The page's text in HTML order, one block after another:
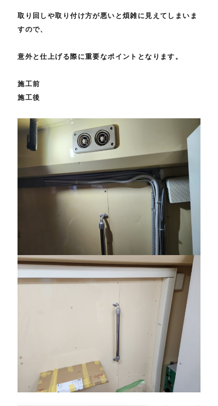
取り回しや取り付け方が悪いと煩雑に見えてしまいま
すので、
意外と仕上げる際に重要なポイントとなります。
施工前
施工後